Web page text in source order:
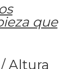
que
Altura